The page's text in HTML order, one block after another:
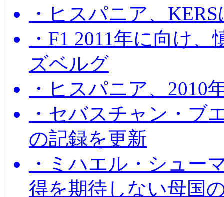
・ヒスパニア、
・F1 2011年に向け
ズベルグ
・ヒスパニア、2010
・セバスチャン・ブ
の記録を更新
・ミハエル・シュー
得を期待しない母国